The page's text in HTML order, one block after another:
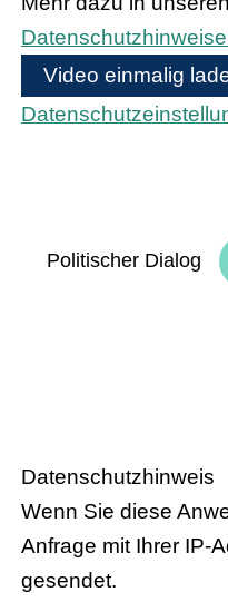
Video einmalig
Politischer Dialog
Datenschutzhinweis
Wenn Sie diese
Anfrage mit Ihrer IP-
gesendet.